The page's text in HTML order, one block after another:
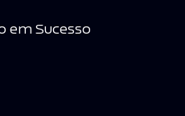
em Sucesso